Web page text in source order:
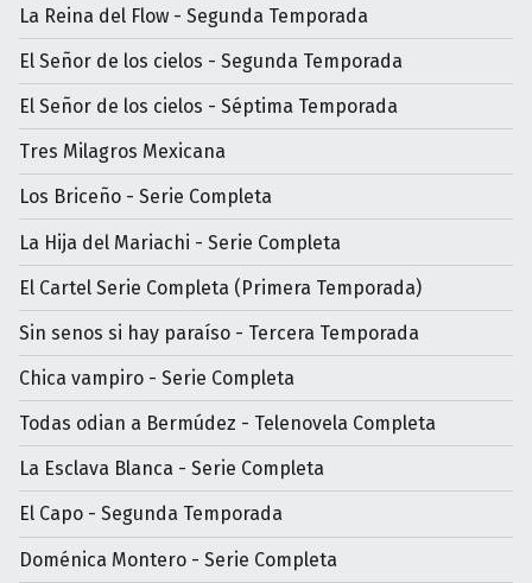
La Reina del Flow - Segunda Temporada
El Señor de los cielos - Segunda Temporada
El Señor de los cielos - Séptima Temporada
Tres Milagros Mexicana
Los Briceño - Serie Completa
La Hija del Mariachi - Serie Completa
El Cartel Serie Completa (Primera Temporada)
Sin senos si hay paraíso - Tercera Temporada
Chica vampiro - Serie Completa
Todas odian a Bermúdez - Telenovela Completa
La Esclava Blanca - Serie Completa
El Capo - Segunda Temporada
Doménica Montero - Serie Completa